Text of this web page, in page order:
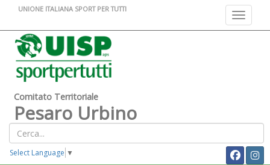
Toggle
UNIONE ITALIANA SPORT PER TUTTI
Comitato Territoriale
Pesaro Urbino
Select Language ▼